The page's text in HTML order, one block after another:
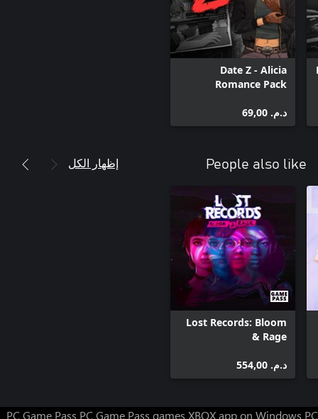
Date Z - Alicia
Romance Pack
د.م.‏ 69,00
People also like إظهار الكل
Lost Records: Bloom
& Rage
د.م.‏ 554,00
PC Game Pass PC Game Pass games XBOX app on Windows PC